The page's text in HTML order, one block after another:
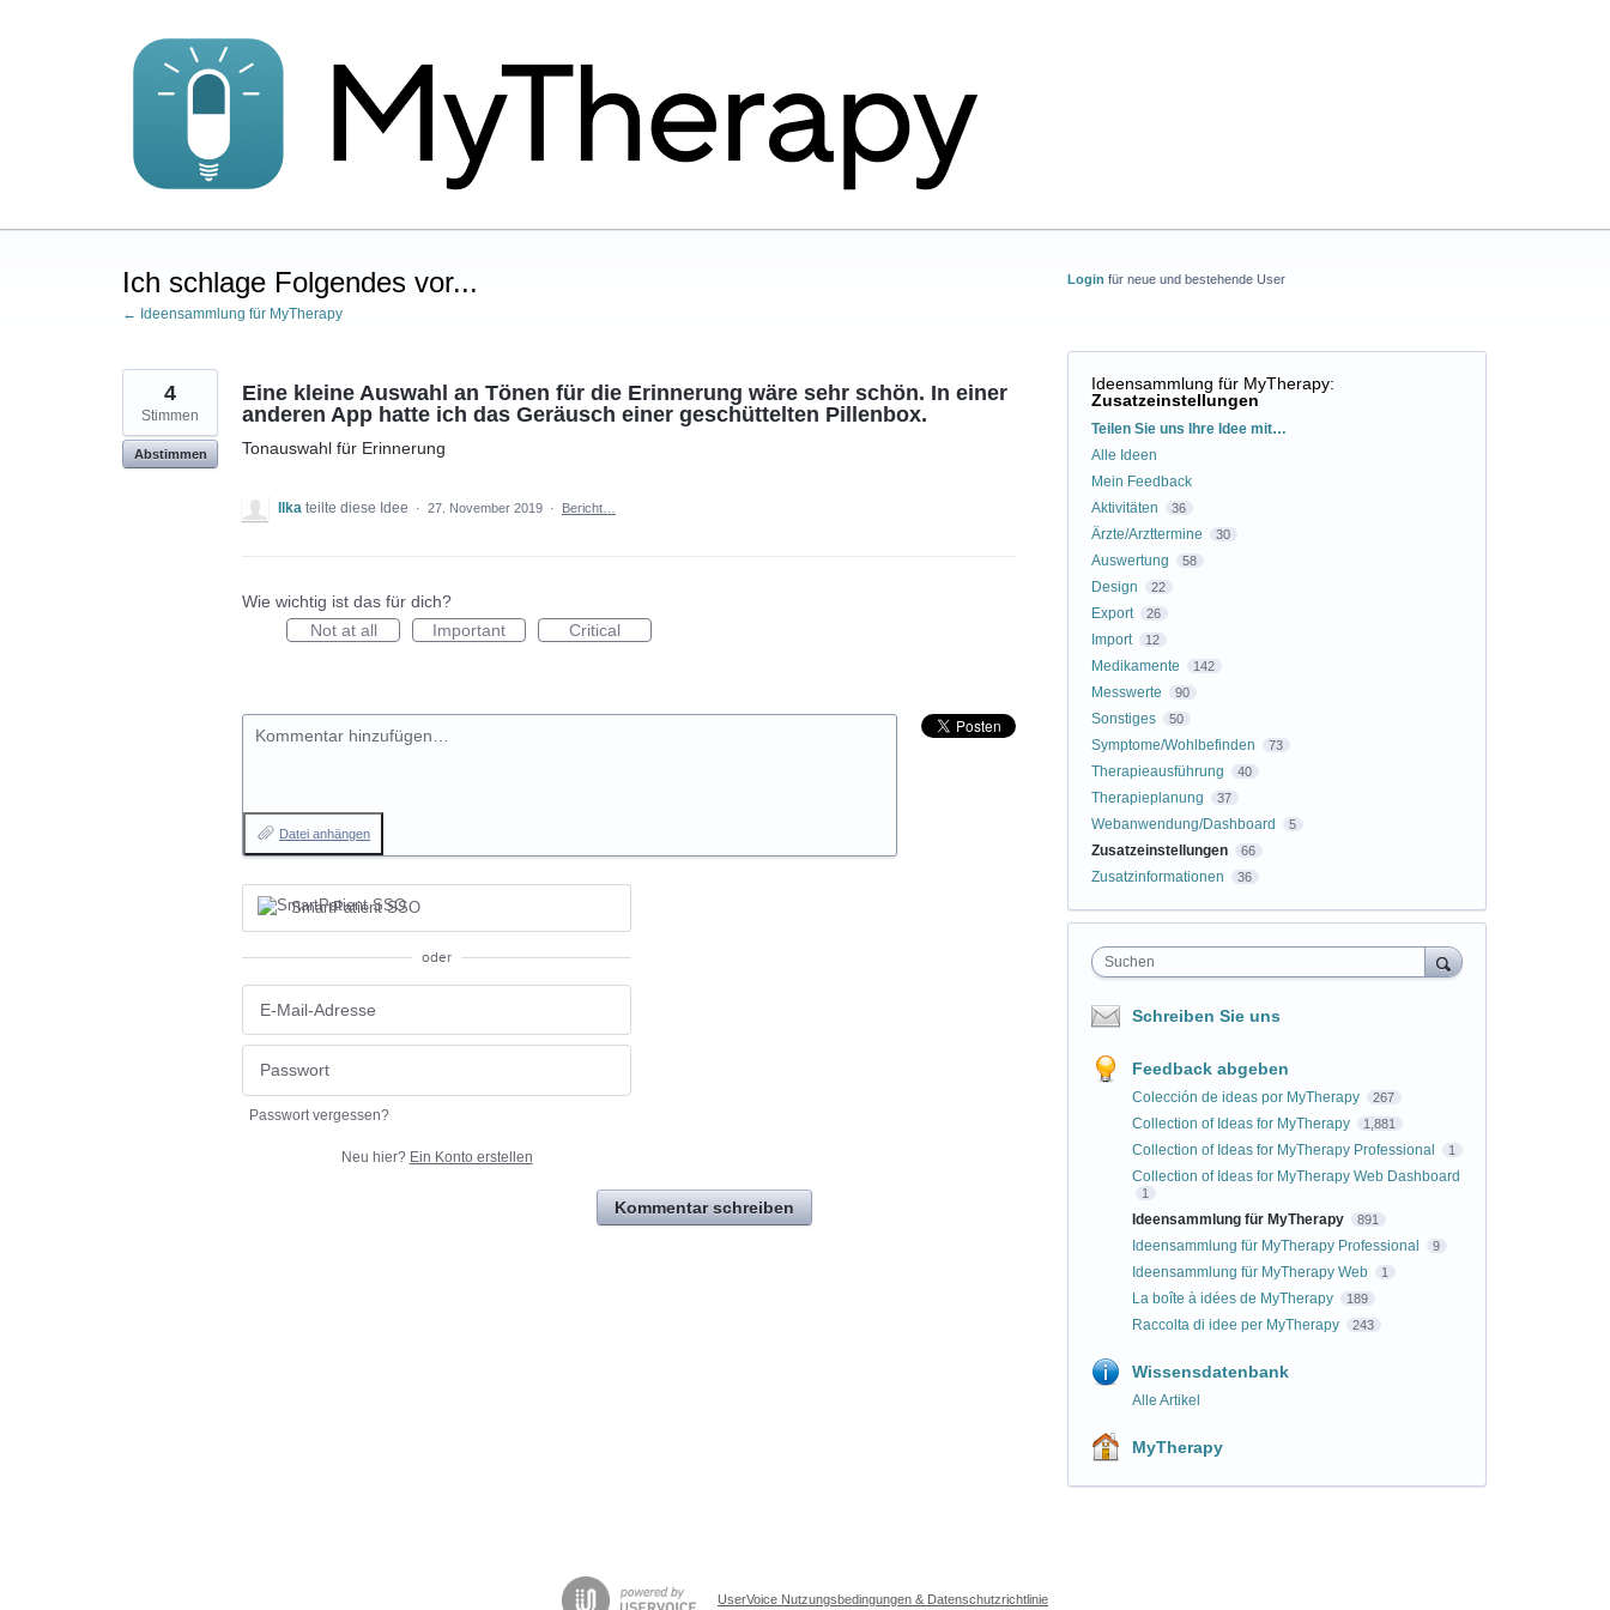
Ich schlage Folgendes vor...
← Ideensammlung für MyTherapy
Eine kleine Auswahl an Tönen für die Erinnerung wäre sehr schön. In einer
anderen App hatte ich das Geräusch einer geschüttelten Pillenbox.
Tonauswahl für Erinnerung
4
Stimmen
Abstimmen
Ilka teilte diese Idee · 27. November 2019 · Bericht…
Wie wichtig ist das für dich?
Not at all
Important Critical
Kommentar hinzufügen…
Datei anhängen
SmartPatient SSO
oder
Passwort vergessen?
Neu hier? Ein Konto erstellen
Kommentar schreiben
Login für neue und bestehende User
Ideensammlung für MyTherapy:
Zusatzeinstellungen
Kategorien
Teilen Sie uns Ihre Idee mit…
Alle Ideen
Mein Feedback
Aktivitäten
36
Ärzte/Arzttermine 30
Auswertung 58
Design 22
Export 26
Import 12
Medikamente 142
Messwerte 90
Sonstiges 50
Symptome/Wohlbefinden 73
Therapieausführung 40
Therapieplanung 37
Webanwendung/Dashboard 5
Zusatzeinstellungen 66
Zusatzinformationen 36
Suchen
Schreiben Sie uns
Feedback abgeben
Colección de ideas por MyTherapy 267
Collection of Ideas for MyTherapy 1,881
Collection of Ideas for MyTherapy Professional 1
Collection of Ideas for MyTherapy Web Dashboard
1
Ideensammlung für MyTherapy 891
Ideensammlung für MyTherapy Professional 9
Ideensammlung für MyTherapy Web 1
La boîte à idées de MyTherapy 189
Raccolta di idee per MyTherapy 243
Wissensdatenbank
Alle Artikel
MyTherapy
UserVoice Nutzungsbedingungen & Datenschutzrichtlinie